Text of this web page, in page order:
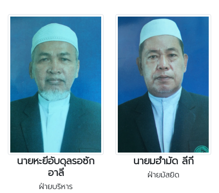
นายหะยีอับดุลรอซัก
อาลี
ฝ่ายบริหาร
นายมฮำมัด ลีกี
ฝ่ายมัสยิด